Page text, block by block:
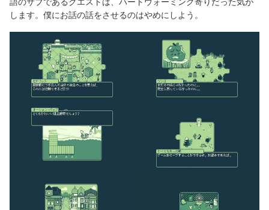
語のサブであるクエストは、ハートウォーミング寄りだった気が
します。僕にお話の話をさせるのはやめにしよう。